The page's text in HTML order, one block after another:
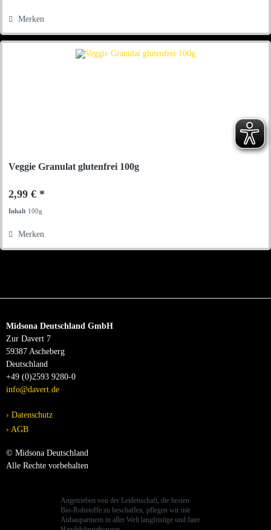
Merken
Veggie Granulat glutenfrei 100g
2,99 € *
Inhalt 100g
Merken
Midsona Deutschland GmbH
Zur Davert 7
59387 Ascheberg
Deutschland
+49 (0)2593 9280-0
info@davert.de
Datenschutz
AGB
© Midsona Deutschland
Alle Rechte vorbehalten
Angetrieben von der Leidenschaft, die besten
Bio-Rohstoffe zu beschaffen, pflegen wir mit
Anbaupartnern in aller Welt langfristige und faire